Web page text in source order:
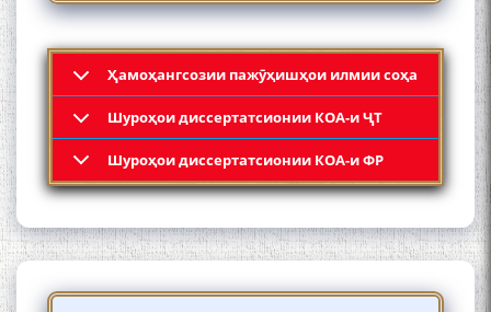
Ҳамоҳангсозии пажӯҳишҳои илмии соҳа
Шyроҳои диссертатсионии КОА-и ҶТ
Шyроҳои диссертатсионии КОА-и ФР
Қадамҷо: Муҳаммадҷон
Раҳимӣ